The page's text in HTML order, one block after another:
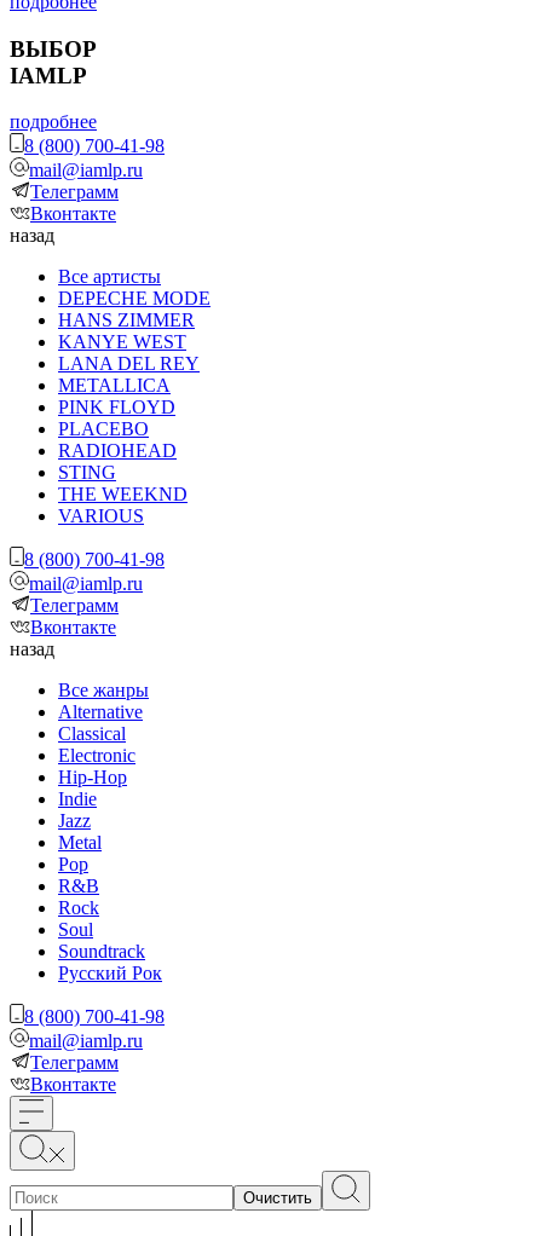
ВЫБОР
IAMLP
подробнее
8 (800) 700-41-98
mail@iamlp.ru
Телеграмм
Вконтакте
назад
Все артисты
DEPECHE MODE
HANS ZIMMER
KANYE WEST
LANA DEL REY
METALLICA
PINK FLOYD
PLACEBO
RADIOHEAD
STING
THE WEEKND
VARIOUS
8 (800) 700-41-98
mail@iamlp.ru
Телеграмм
Вконтакте
назад
Все жанры
Alternative
Classical
Electronic
Hip-Hop
Indie
Jazz
Metal
Pop
R&B
Rock
Soul
Soundtrack
Русский Рок
8 (800) 700-41-98
mail@iamlp.ru
Телеграмм
Вконтакте
Очистить